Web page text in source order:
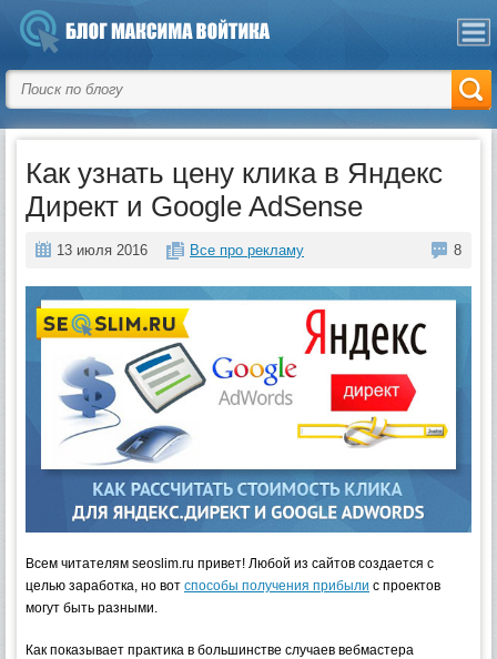
Как узнать цену клика в Яндекс
Директ и Google AdSense
13 июля 2016 Все про рекламу 8
Всем читателям seoslim.ru привет! Любой из сайтов создается с
целью заработка, но вот способы получения прибыли с проектов
могут быть разными.
Как показывает практика в большинстве случаев вебмастера